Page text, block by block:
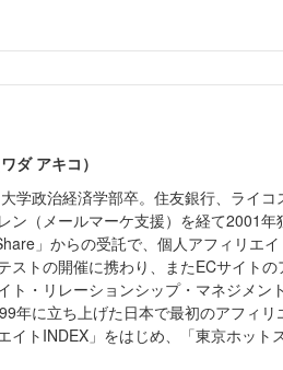
ダ アキコ）
学政治経済学部卒。住友銀行、ライコ
ン（メールマーケ支援）を経て2001年
」からの受託で、個人アフィリエ
ストの開催に携わり、またECサイト
ト・リレーションシップ・マネジメン
年に立ち上げた日本で最初のアフィリ
イトINDEX」をはじめ、「東京ホット